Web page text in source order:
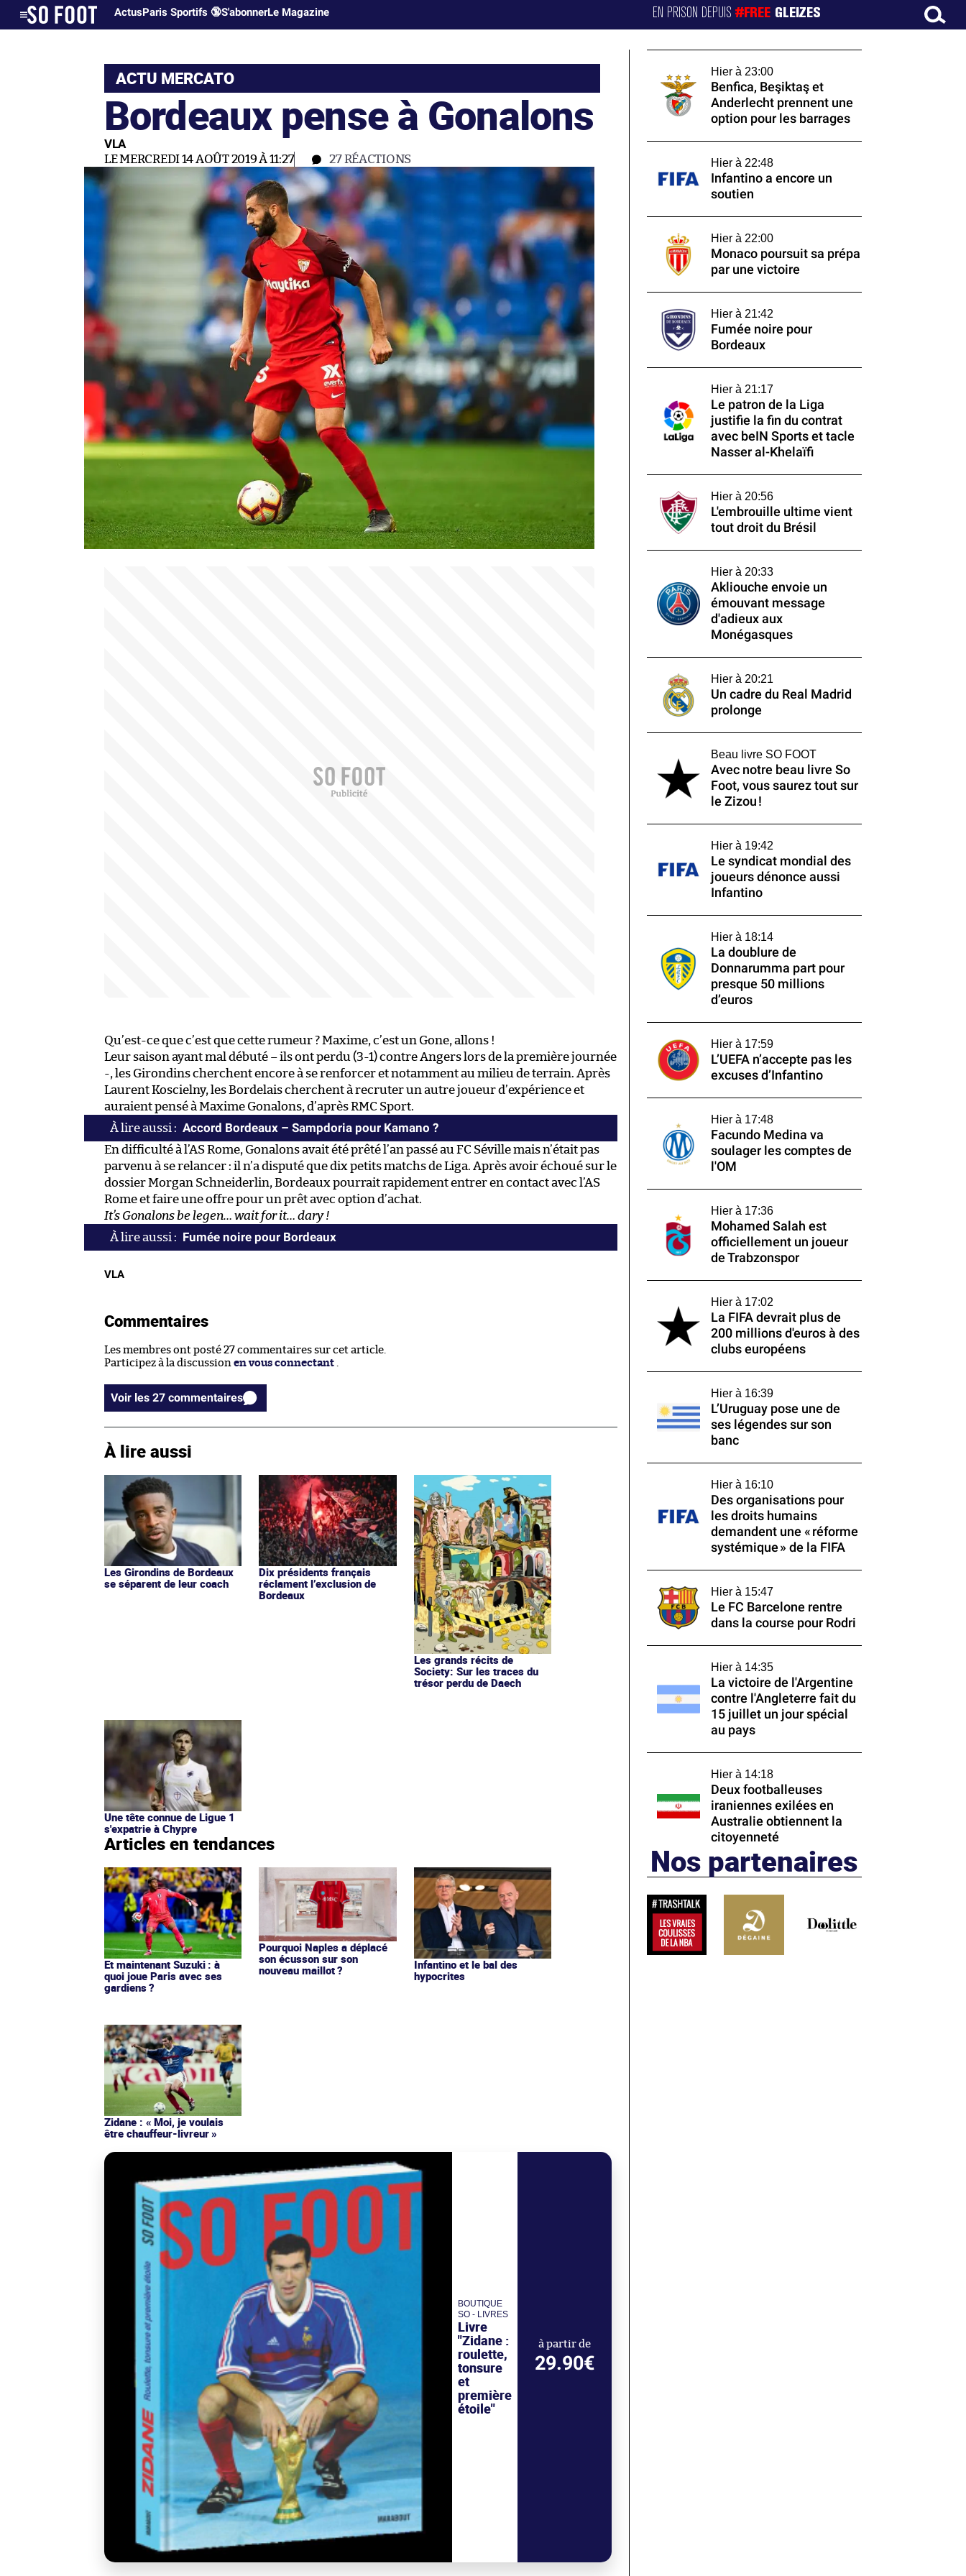
ActusParis Sportifs 🔞S'abonnerLe Magazine EN PRISON DEPUIS#FREE GLEIZES
ACTU MERCATO
Bordeaux pense à Gonalons
VLA
LE MERCREDI 14 AOÛT 2019 À 11:27 27RÉACTIONS
Qu’est-ce que c’est que cette rumeur ? Maxime, c’est un Gone, allons !
Leur saison ayant mal débuté – ils ont perdu (3-1) contre Angers lors de la première journée
-, les Girondins cherchent encore à se renforcer et notamment au milieu de terrain. Après
Laurent Koscielny, les Bordelais cherchent à recruter un autre joueur d’expérience et
auraient pensé à Maxime Gonalons, d’après RMC Sport.
Accord Bordeaux – Sampdoria pour Kamano ?
En difficulté à l’AS Rome, Gonalons avait été prêté l’an passé au FC Séville mais n’était pas
parvenu à se relancer : il n’a disputé que dix petits matchs de Liga. Après avoir échoué sur le
dossier Morgan Schneiderlin, Bordeaux pourrait rapidement entrer en contact avec l’AS
Rome et faire une offre pour un prêt avec option d’achat.
It’s Gonalons be legen… wait for it… dary !
Fumée noire pour Bordeaux
VLA
Commentaires
Les membres ont posté 27 commentaires sur cet article.
Participez à la discussion en vous connectant .
Voir les 27 commentaires
À lire aussi
Les Girondins de Bordeaux
se séparent de leur coach
Dix présidents français
réclament l’exclusion de
Bordeaux
Les grands récits de
Society: Sur les traces du
trésor perdu de Daech
Une tête connue de Ligue 1
s'expatrie à Chypre
Articles en tendances
Et maintenant Suzuki : à
quoi joue Paris avec ses
gardiens ?
Pourquoi Naples a déplacé
son écusson sur son
nouveau maillot ?
Infantino et le bal des
hypocrites
Zidane : « Moi, je voulais
être chauffeur-livreur »
BOUTIQUE
SO - LIVRES
Livre
"Zidane :
roulette,
tonsure
et
première
étoile"
à partir de
29.90€
Hier à 23:00
Benfica, Beşiktaş et
Anderlecht prennent une
option pour les barrages
Hier à 22:48
Infantino a encore un
soutien
Hier à 22:00
Monaco poursuit sa prépa
par une victoire
Hier à 21:42
Fumée noire pour
Bordeaux
Hier à 21:17
Le patron de la Liga
justifie la fin du contrat
avec beIN Sports et tacle
Nasser al-Khelaïfi
Hier à 20:56
L'embrouille ultime vient
tout droit du Brésil
Hier à 20:33
Akliouche envoie un
émouvant message
d'adieux aux
Monégasques
Hier à 20:21
Un cadre du Real Madrid
prolonge
Beau livre SO FOOT
Avec notre beau livre So
Foot, vous saurez tout sur
le Zizou !
Hier à 19:42
Le syndicat mondial des
joueurs dénonce aussi
Infantino
Hier à 18:14
La doublure de
Donnarumma part pour
presque 50 millions
d’euros
Hier à 17:59
L’UEFA n’accepte pas les
excuses d’Infantino
Hier à 17:48
Facundo Medina va
soulager les comptes de
l'OM
Hier à 17:36
Mohamed Salah est
officiellement un joueur
de Trabzonspor
Hier à 17:02
La FIFA devrait plus de
200 millions d'euros à des
clubs européens
Hier à 16:39
L’Uruguay pose une de
ses légendes sur son
banc
Hier à 16:10
Des organisations pour
les droits humains
demandent une « réforme
systémique » de la FIFA
Hier à 15:47
Le FC Barcelone rentre
dans la course pour Rodri
Hier à 14:35
La victoire de l'Argentine
contre l'Angleterre fait du
15 juillet un jour spécial
au pays
Hier à 14:18
Deux footballeuses
iraniennes exilées en
Australie obtiennent la
citoyenneté
Nos partenaires